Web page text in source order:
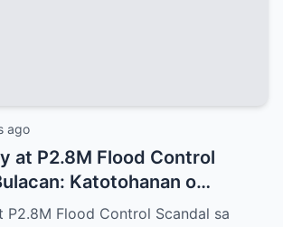
ago
at P2.8M Flood Control
Katotohanan o
P2.8M Flood Control Scandal sa